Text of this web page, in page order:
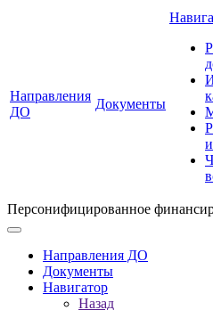
Направления
ДО
Документы
Персонифицированное
Направления ДО
Документы
Навигатор
Назад